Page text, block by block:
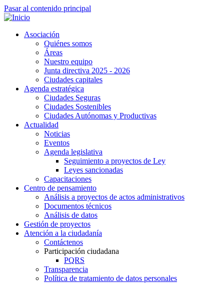
Pasar al contenido principal
Asociación
Quiénes somos
Áreas
Nuestro equipo
Junta directiva 2025 - 2026
Ciudades capitales
Agenda estratégica
Ciudades Seguras
Ciudades Sostenibles
Ciudades Autónomas y Productivas
Actualidad
Noticias
Eventos
Agenda legislativa
Seguimiento a proyectos de Ley
Leyes sancionadas
Capacitaciones
Centro de pensamiento
Análisis a proyectos de actos administrativos
Documentos técnicos
Análisis de datos
Gestión de proyectos
Atención a la ciudadanía
Contáctenos
Participación ciudadana
PQRS
Transparencia
Política de tratamiento de datos personales